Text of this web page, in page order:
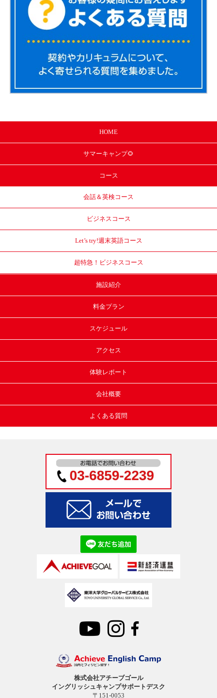
HOME
サマーキャンプ🌻
コース
会話＆英検コース
ビジネスコース
Let’s try!週末英語コース
超特急！ ビジネスコース
施設紹介
料金プラン
スケジュール
アクセス
体験レポート
会社概要
よくある質問
株式会社アチーブゴール
イングリッシュキャンプサポートデスク
〒151-0053